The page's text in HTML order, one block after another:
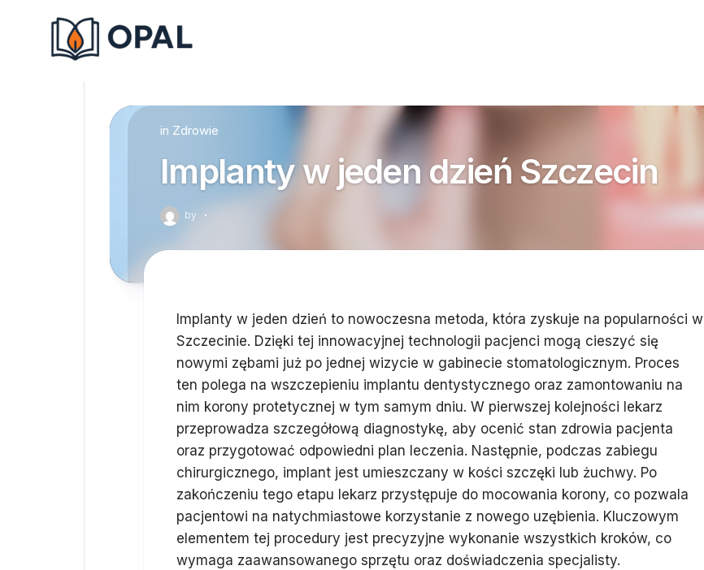
in Zdrowie
Implanty w jeden dzień Szczecin
by ·
Implanty w jeden dzień to nowoczesna metoda, która zyskuje na popularności w
Szczecinie. Dzięki tej innowacyjnej technologii pacjenci mogą cieszyć się
nowymi zębami już po jednej wizycie w gabinecie stomatologicznym. Proces
ten polega na wszczepieniu implantu dentystycznego oraz zamontowaniu na
nim korony protetycznej w tym samym dniu. W pierwszej kolejności lekarz
przeprowadza szczegółową diagnostykę, aby ocenić stan zdrowia pacjenta
oraz przygotować odpowiedni plan leczenia. Następnie, podczas zabiegu
chirurgicznego, implant jest umieszczany w kości szczęki lub żuchwy. Po
zakończeniu tego etapu lekarz przystępuje do mocowania korony, co pozwala
pacjentowi na natychmiastowe korzystanie z nowego uzębienia. Kluczowym
elementem tej procedury jest precyzyjne wykonanie wszystkich kroków, co
wymaga zaawansowanego sprzętu oraz doświadczenia specjalisty.